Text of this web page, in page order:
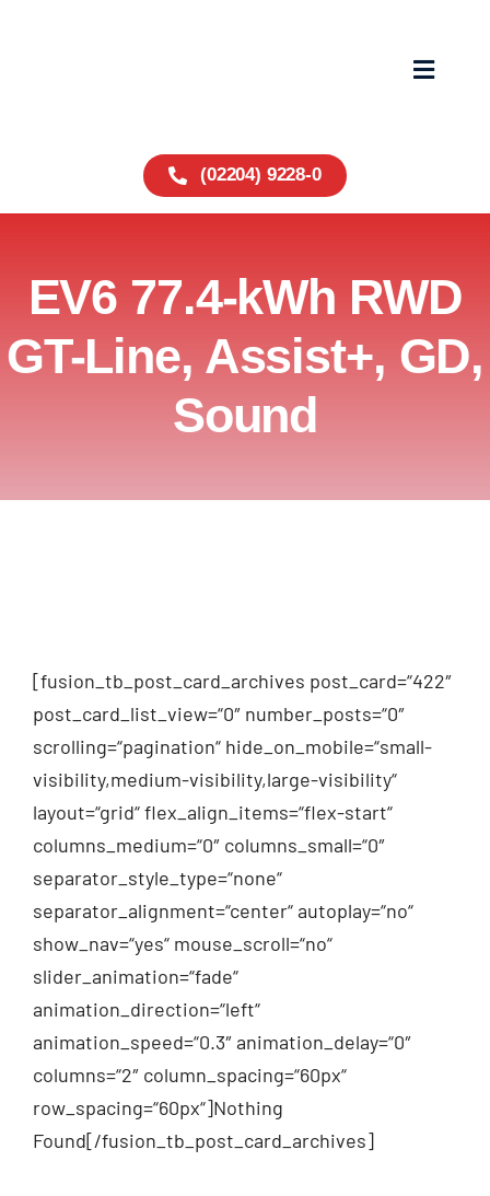
Toggle
Home
Fahrzeuge
Service
Über uns
(02204) 9228-0
EV6 77.4-kWh RWD
GT-Line, Assist+, GD,
Sound
[fusion_tb_post_card_archives post_card=“422″
post_card_list_view=“0″ number_posts=“0″
scrolling=“pagination“ hide_on_mobile=“small-
visibility,medium-visibility,large-visibility“
layout=“grid“ flex_align_items=“flex-start“
columns_medium=“0″ columns_small=“0″
separator_style_type=“none“
separator_alignment=“center“ autoplay=“no“
show_nav=“yes“ mouse_scroll=“no“
slider_animation=“fade“
animation_direction=“left“
animation_speed=“0.3″ animation_delay=“0″
columns=“2″ column_spacing=“60px“
row_spacing=“60px“]Nothing
Found[/fusion_tb_post_card_archives]